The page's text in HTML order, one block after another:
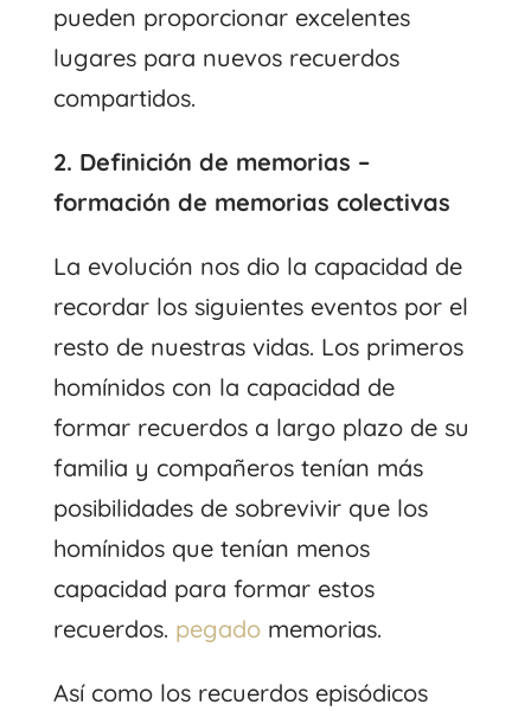
pueden proporcionar excelentes
lugares para nuevos recuerdos
compartidos.
2. Definición de memorias –
formación de memorias colectivas
La evolución nos dio la capacidad de
recordar los siguientes eventos por el
resto de nuestras vidas. Los primeros
homínidos con la capacidad de
formar recuerdos a largo plazo de su
familia y compañeros tenían más
posibilidades de sobrevivir que los
homínidos que tenían menos
capacidad para formar estos
recuerdos. pegadomemorias.
Así como los recuerdos episódicos